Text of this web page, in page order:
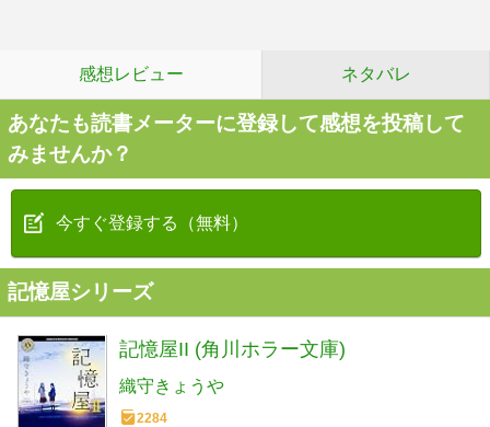
感想レビュー ネタバレ
あなたも読書メーターに登録して感想を投稿して
みませんか？
今すぐ登録する（無料）
記憶屋シリーズ
記憶屋II (角川ホラー文庫)
織守きょうや
2284